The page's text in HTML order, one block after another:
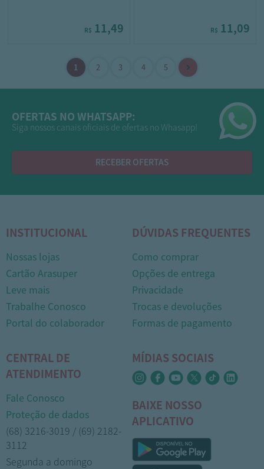
R$ 11,49 R$ 11,09
OFERTAS NO WHATSAPP:
Siga nossos canais oficiais de ofertas no Whasapp!
RECEBER OFERTAS
INSTITUCIONAL
Nossas lojas
Cartão Arasuper
Leve mais
Trabalhe Conosco
Portal do colaborador
DÚVIDAS FREQUENTES
Como comprar
Opções de entrega
Privacidade
Trocas e devoluções
Formas de pagamento
CENTRAL DE
ATENDIMENTO
Fale Conosco
Proteção de dados
(68) 3216-3019 / (69) 2182-
3112
Segunda a domingo
MÍDIAS SOCIAIS
BAIXE NOSSO
APLICATIVO